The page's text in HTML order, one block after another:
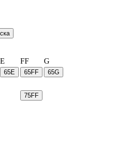
E FF
G
65E 65FF 65G
75FF